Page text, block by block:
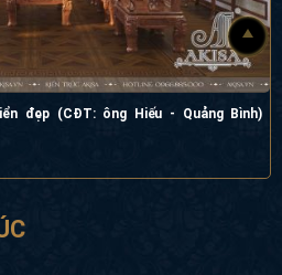
đẹp (CĐT: ông Hiếu - Quảng Bình)